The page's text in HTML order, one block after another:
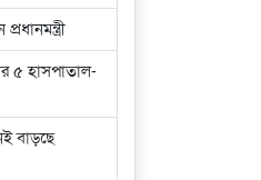
৫ হাসপাতাল-
বাড়ছে